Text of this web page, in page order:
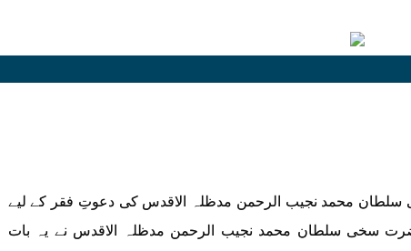
محمد نجیب الرحمن مدظلہ الاقدس کی دعوتِ فقر کے لیے
سخی سلطان محمد نجیب الرحمن مدظلہ الاقدس نے یہ بات